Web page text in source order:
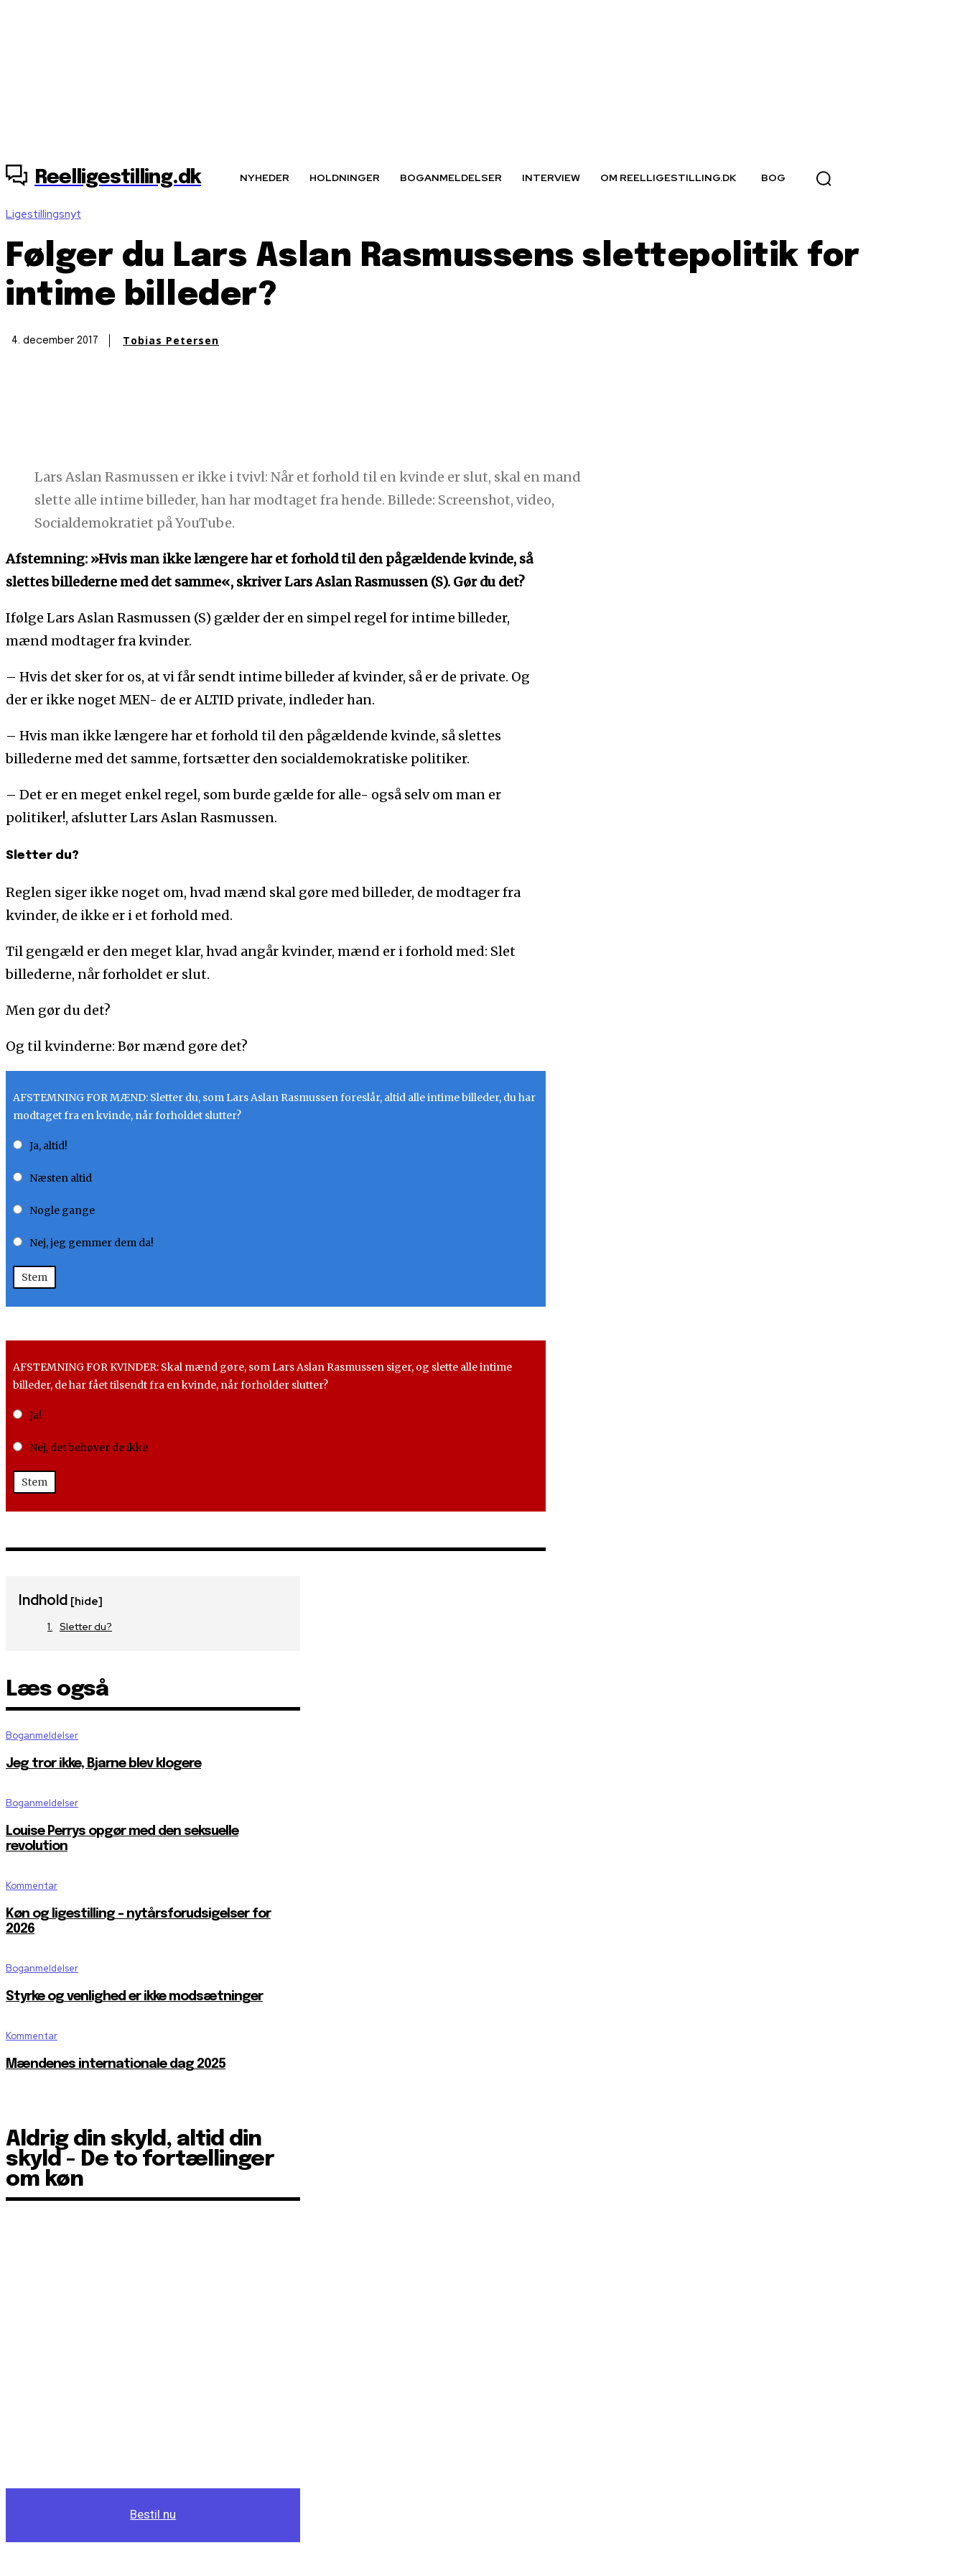
Reelligestilling.dk NYHEDER HOLDNINGER BOGANMELDELSER INTERVIEW OM REELLIGESTILLING.DK BOG
Ligestillingsnyt
Følger du Lars Aslan Rasmussens slettepolitik for
intime billeder?
4. december 2017 Tobias Petersen
Lars Aslan Rasmussen er ikke i tvivl: Når et forhold til en kvinde er slut, skal en mand
slette alle intime billeder, han har modtaget fra hende. Billede: Screenshot, video,
Socialdemokratiet på YouTube.
Afstemning: »Hvis man ikke længere har et forhold til den pågældende kvinde, så
slettes billederne med det samme«, skriver Lars Aslan Rasmussen (S). Gør du det?
Ifølge Lars Aslan Rasmussen (S) gælder der en simpel regel for intime billeder,
mænd modtager fra kvinder.
– Hvis det sker for os, at vi får sendt intime billeder af kvinder, så er de private. Og
der er ikke noget MEN- de er ALTID private, indleder han.
– Hvis man ikke længere har et forhold til den pågældende kvinde, så slettes
billederne med det samme, fortsætter den socialdemokratiske politiker.
– Det er en meget enkel regel, som burde gælde for alle- også selv om man er
politiker!, afslutter Lars Aslan Rasmussen.
Sletter du?
Reglen siger ikke noget om, hvad mænd skal gøre med billeder, de modtager fra
kvinder, de ikke er i et forhold med.
Til gengæld er den meget klar, hvad angår kvinder, mænd er i forhold med: Slet
billederne, når forholdet er slut.
Men gør du det?
Og til kvinderne: Bør mænd gøre det?
AFSTEMNING FOR MÆND: Sletter du, som Lars Aslan Rasmussen foreslår, altid alle intime billeder, du har
modtaget fra en kvinde, når forholdet slutter?
Ja, altid!
Næsten altid
Nogle gange
Nej, jeg gemmer dem da!
Stem
AFSTEMNING FOR KVINDER: Skal mænd gøre, som Lars Aslan Rasmussen siger, og slette alle intime
billeder, de har fået tilsendt fra en kvinde, når forholder slutter?
Ja!
Nej, det behøver de ikke
Stem
Indhold [hide]
Sletter du?
Læs også
Boganmeldelser
Jeg tror ikke, Bjarne blev klogere
Boganmeldelser
Louise Perrys opgør med den seksuelle
revolution
Kommentar
Køn og ligestilling – nytårsforudsigelser for
2026
Boganmeldelser
Styrke og venlighed er ikke modsætninger
Kommentar
Mændenes internationale dag 2025
Aldrig din skyld, altid din
skyld - De to fortællinger
om køn
Bestil nu